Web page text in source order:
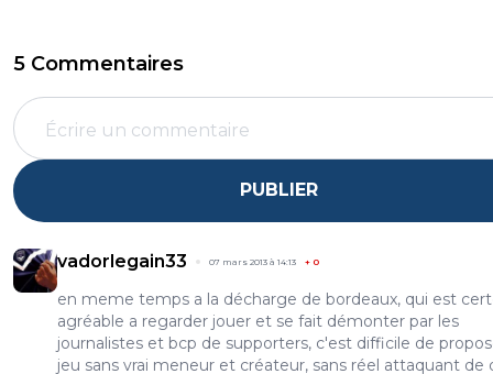
5 Commentaires
PUBLIER
vadorlegain33 07 mars 2013 à 14:13 + 0
en meme temps a la décharge de bordeaux, qui est
agréable a regarder jouer et se fait démonter par les
journalistes et bcp de supporters, c'est difficile de
jeu sans vrai meneur et créateur, sans réel attaquant de